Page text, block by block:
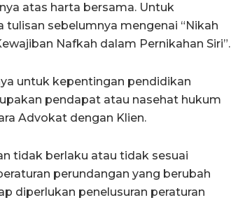
atas harta bersama. Untuk
tulisan sebelumnya mengenai “Nikah
Nafkah dalam Pernikahan Siri”.
untuk kepentingan pendidikan
pendapat atau nasehat hukum
Advokat dengan Klien.
tidak berlaku atau tidak sesuai
perundangan yang berubah
diperlukan penelusuran peraturan